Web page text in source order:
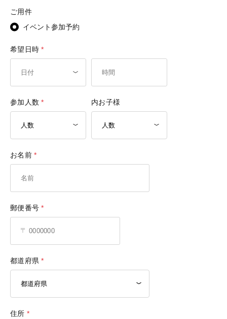
ご用件
イベント参加予約
希望日時
参加人数 内お子様
お名前
郵便番号
都道府県
住所